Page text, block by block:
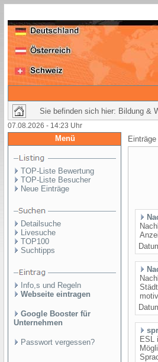
Sie befinden sich hier: Bildung &
07.08.2026 - 14:23 Uhr
Menü
TOP-Liste Bewertung
TOP-Liste Besucher
Neue Einträge
Detailsuche
Livesuche
TOP100
Suchtipps
Info,s und Regeln
Webseite eintragen
Google Booster für
Unternehmen
Passwort vergessen?
ESL